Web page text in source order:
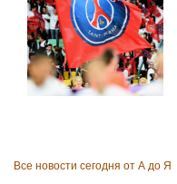
Все новости сегодня от А до Я